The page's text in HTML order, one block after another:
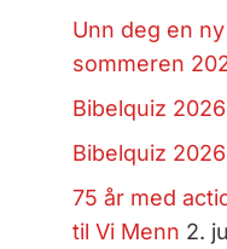
Unn deg en
sommeren
Bibelquiz
Bibelquiz
75 år med
til Vi Menn 2.